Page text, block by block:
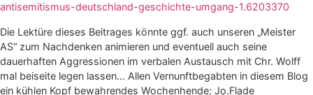
antisemitismus-deutschland-geschichte-umgang-1.6203370
Die Lektüre dieses Beitrages könnte ggf. auch unseren „Meister
AS“ zum Nachdenken animieren und eventuell auch seine
dauerhaften Aggressionen im verbalen Austausch mit Chr. Wolff
mal beiseite legen lassen… Allen Vernunftbegabten in diesem Blog
ein kühlen Kopf bewahrendes Wochenhende; Jo.Flade